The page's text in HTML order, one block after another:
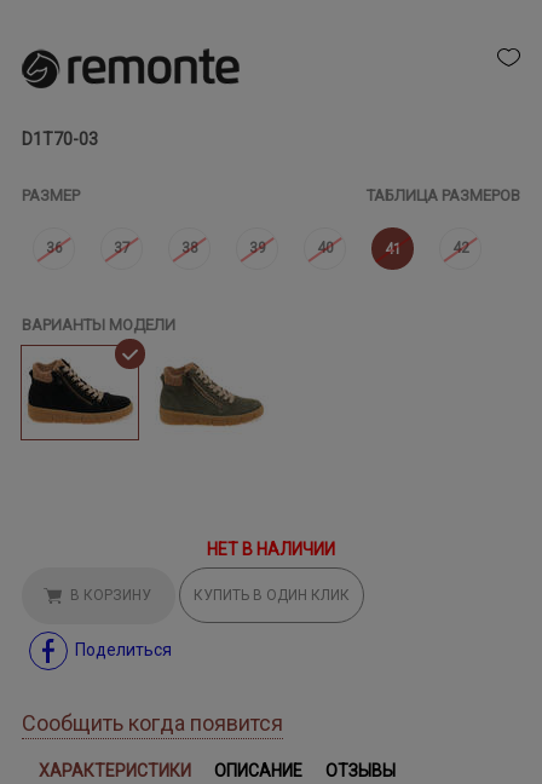
D1T70-03
РАЗМЕР ТАБЛИЦА РАЗМЕРОВ
36 37 38 39 40 41 42
ВАРИАНТЫ МОДЕЛИ
НЕТ В НАЛИЧИИ
В КОРЗИНУ КУПИТЬ В ОДИН КЛИК
Поделиться
Сообщить когда появится
ХАРАКТЕРИСТИКИ ОПИСАНИЕ ОТЗЫВЫ